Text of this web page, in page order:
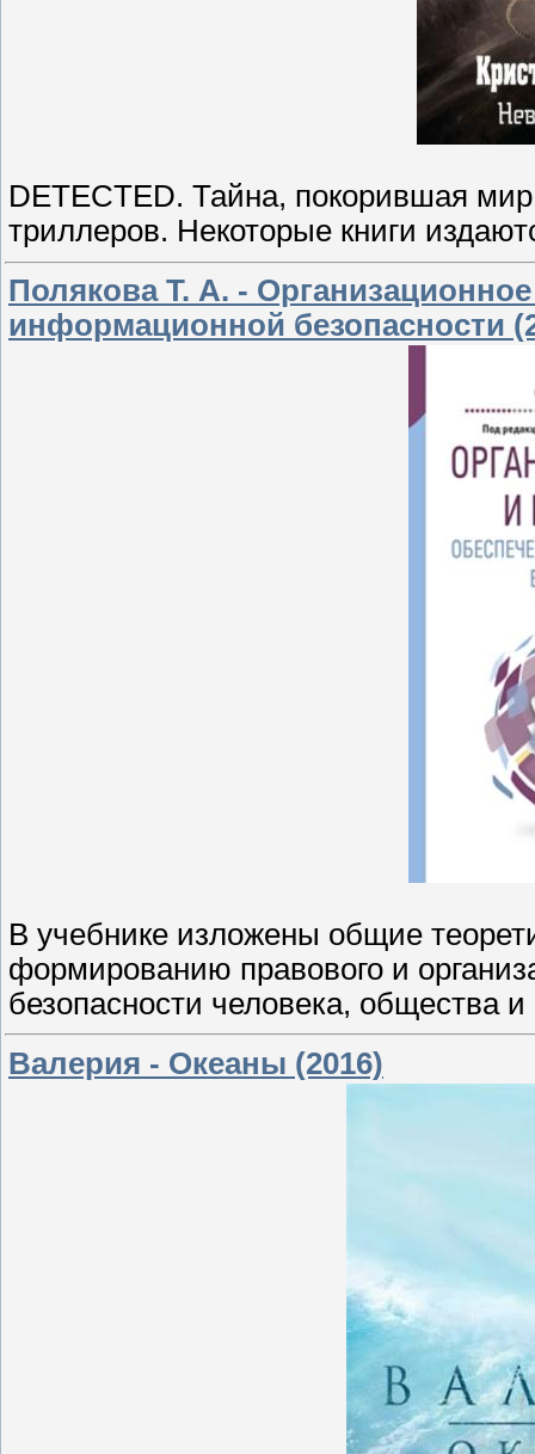
DETECTED. Тайна, покорившая
триллеров. Некоторые книги
Полякова Т. А. -
информационной безопасности
В учебнике изложены общие
формированию правового и
безопасности человека, общества и
Валерия - Океаны (2016)